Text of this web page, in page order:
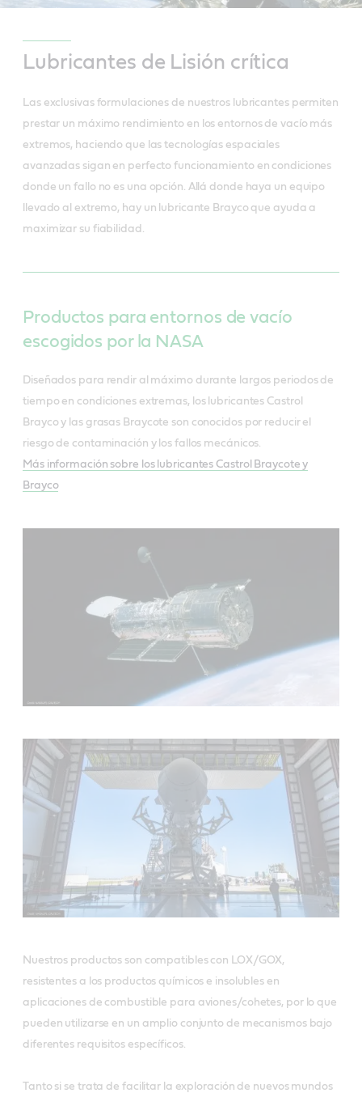
Lubricantes de Lisión crítica
Las exclusivas formulaciones de nuestros lubricantes permiten
prestar un máximo rendimiento en los entornos de vacío más
extremos, haciendo que las tecnologías espaciales
avanzadas sigan en perfecto funcionamiento en condiciones
donde un fallo no es una opción. Allá donde haya un equipo
llevado al extremo, hay un lubricante Brayco que ayuda a
maximizar su fiabilidad.
Productos para entornos de vacío
escogidos por la NASA
Diseñados para rendir al máximo durante largos periodos de
tiempo en condiciones extremas, los lubricantes Castrol
Brayco y las grasas Braycote son conocidos por reducir el
riesgo de contaminación y los fallos mecánicos.
Más información sobre los lubricantes Castrol Braycote y
Brayco
Nuestros productos son compatibles con LOX/GOX,
resistentes a los productos químicos e insolubles en
aplicaciones de combustible para aviones/cohetes, por lo que
pueden utilizarse en un amplio conjunto de mecanismos bajo
diferentes requisitos específicos.
Tanto si se trata de facilitar la exploración de nuevos mundos